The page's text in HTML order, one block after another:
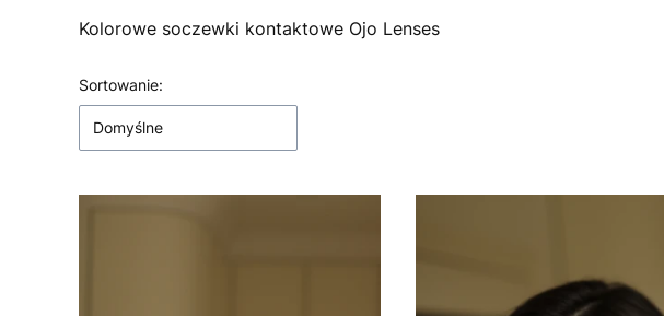
Kolorowe soczewki kontaktowe Ojo Lenses
Lista produktów
Sortowanie:
Domyślne